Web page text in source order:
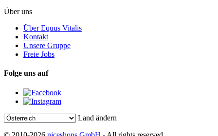
Über uns
Über Equus Vitalis
Kontakt
Unsere Gruppe
Freie Jobs
Folge uns auf
Land ändern